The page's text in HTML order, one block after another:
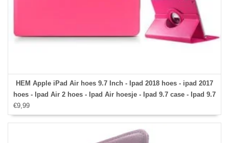
HEM Apple iPad Air hoes 9.7 Inch - Ipad 2018 hoes - ipad 2017
hoes - Ipad Air 2 hoes - Ipad Air hoesje - Ipad 9.7 case - Ipad 9.7
Autowake Draaibare Cover - Ipad hoes 2017/2018 - Hardroze -
Gehele draaibare bescherming voor Ipad
€9,99